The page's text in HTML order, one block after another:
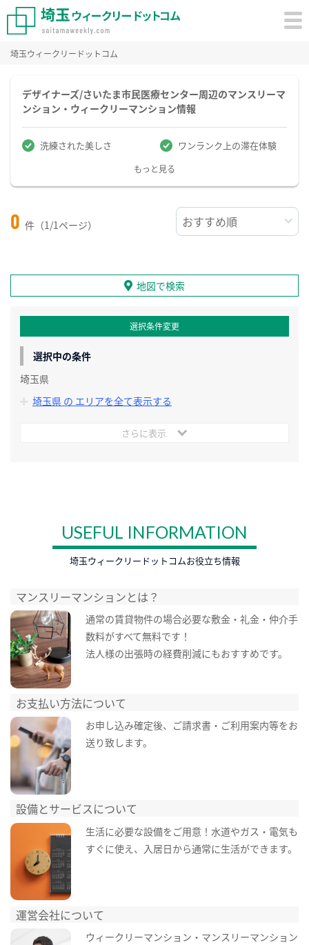
埼玉ウィークリードットコム
デザイナーズ/さいたま市民医療センター周辺のマンスリーマ
ンション・ウィークリーマンション情報
洗練された美しさ ワンランク上の滞在体験
もっと見る
0 件（1/1ページ）
地図で検索
選択条件変更
選択中の条件
埼玉県
埼玉県 の エリアを全て表示する
さらに表示
USEFUL INFORMATION
埼玉ウィークリードットコムお役立ち情報
マンスリーマンションとは？
通常の賃貸物件の場合必要な敷金・礼金・仲介手
数料がすべて無料です！
法人様の出張時の経費削減にもおすすめです。
お支払い方法について
お申し込み確定後、ご請求書・ご利用案内等をお
送り致します。
設備とサービスについて
生活に必要な設備をご用意！水道やガス・電気も
すぐに使え、入居日から通常に生活ができます。
運営会社について
ウィークリーマンション・マンスリーマンション